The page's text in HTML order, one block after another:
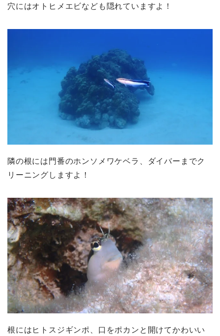
穴にはオトヒメエビなども隠れていますよ！
隣の根には門番のホンソメワケベラ、ダイバーまでク
リーニングしますよ！
根にはヒトスジギンポ、口をポカンと開けてかわいい